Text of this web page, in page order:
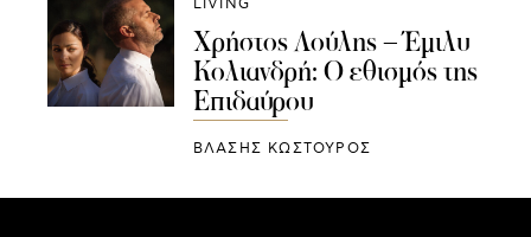
LIVING
Χρήστος Λούλης – Έμιλυ
Κολιανδρή: Ο εθισμός της
Επιδαύρου
ΒΛΑΣΗΣ ΚΩΣΤΟΥΡΟΣ